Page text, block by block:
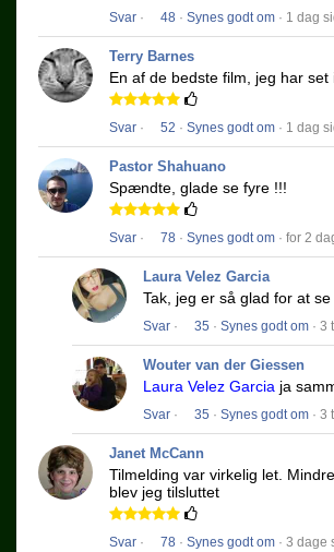
Svar · 48 · Synes godt om · 1 dag
Terry Barnes
En af de bedste film, jeg har set
Svar · 52 · Synes godt om · 1 dag
Pastor Shahuano
Spændte, glade se fyre !!!
Svar · 78 · Synes godt om · for 2
Laura Velez Garcia
Tak, jeg er så glad for at
Svar · 35 · Synes godt om · 3
Wouter van der Giessen
Laura Velez Garcia ja
Svar · 35 · Synes godt om · 3
Janet McCann
Tilmelding var virkelig let.
blev jeg tilsluttet
Svar · 78 · Synes godt om · 3 dage